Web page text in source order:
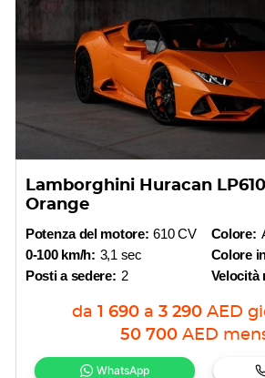
Lamborghini Huracan
Orange
Potenza del motore: 610 CV
0-100 km/h: 3,1 sec
Posti a sedere: 2
Colore:
Colore
Velocità
da 1 690 a 3 290 AED
50 700 AED
WhatsApp